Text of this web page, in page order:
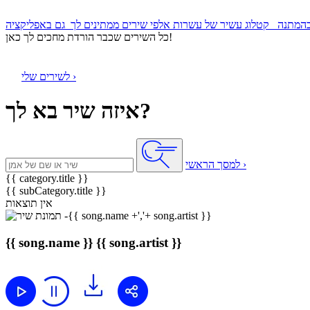
כל השירים שכבר הורדת מחכים לך כאן!
לשירים שלי ›
איזה שיר בא לך?
למסך הראשי ›
{{ category.title }}
{{ subCategory.title }}
אין תוצאות
{{ song.name }} {{ song.artist }}